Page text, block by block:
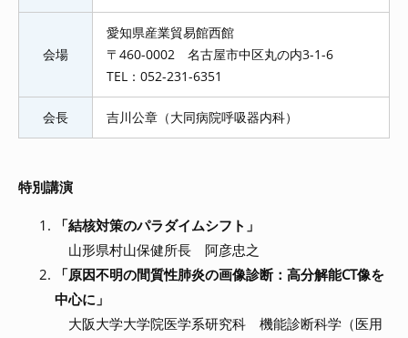
会場
愛知県産業貿易館西館
〒460-0002 名古屋市中区丸の内3-1-6
TEL：052-231-6351
会長 吉川公章（大同病院呼吸器内科）
特別講演
「結核対策のパラダイムシフト」
山形県村山保健所長 阿彦忠之
「原因不明の間質性肺炎の画像診断：高分解能CT像を
中心に」
大阪大学大学院医学系研究科 機能診断科学（医用